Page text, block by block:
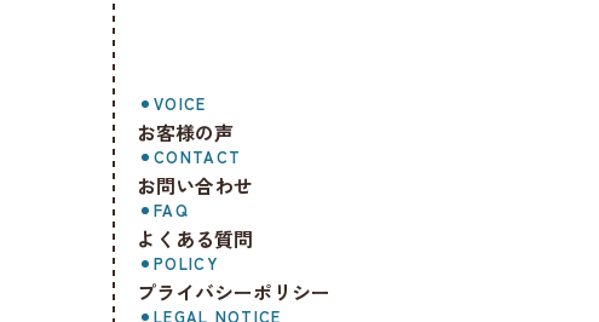
VOICE
お客様の声
CONTACT
お問い合わせ
FAQ
よくある質問
POLICY
プライバシーポリシー
LEGAL NOTICE